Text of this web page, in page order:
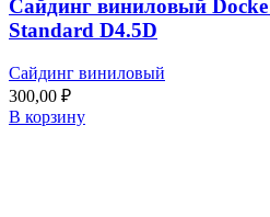
Сайдинг виниловый
Standard D4.5D
Сайдинг виниловый
300,00 ₽
В корзину